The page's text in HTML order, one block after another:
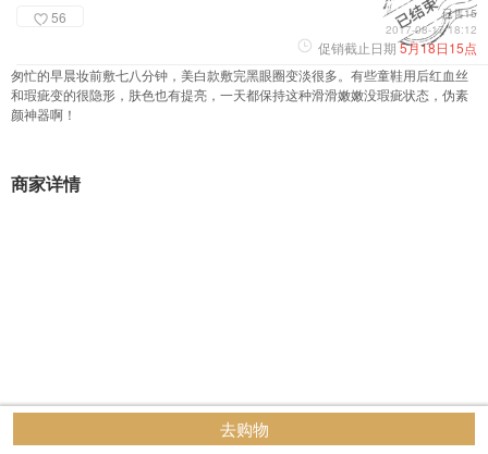
56
已售15
2017-08-17 18:12
促销截止日期5月18日15点
匆忙的早晨妆前敷七八分钟，美白款敷完黑眼圈变淡很多。有些童鞋用后红血丝
和瑕疵变的很隐形，肤色也有提亮，一天都保持这种滑滑嫩嫩没瑕疵状态，伪素
颜神器啊！
商家详情
去购物